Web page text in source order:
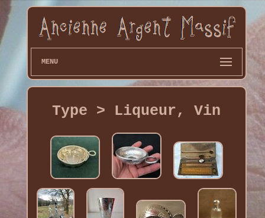
MENU
Type > Liqueur, Vin